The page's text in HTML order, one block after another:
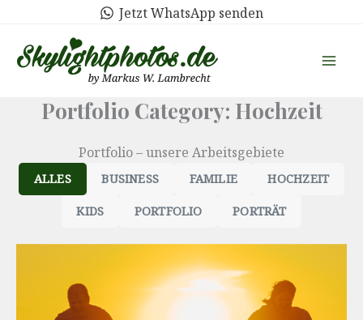
springen
Jetzt WhatsApp senden
Portfolio Category: Hochzeit
Portfolio – unsere Arbeitsgebiete
ALLES BUSINESS FAMILIE HOCHZEIT
KIDS PORTFOLIO PORTRÄT